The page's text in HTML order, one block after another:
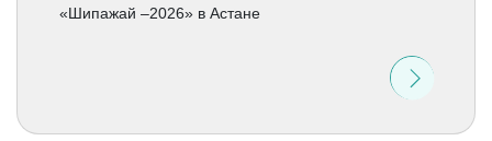
«Шипажай –2026» в Астане